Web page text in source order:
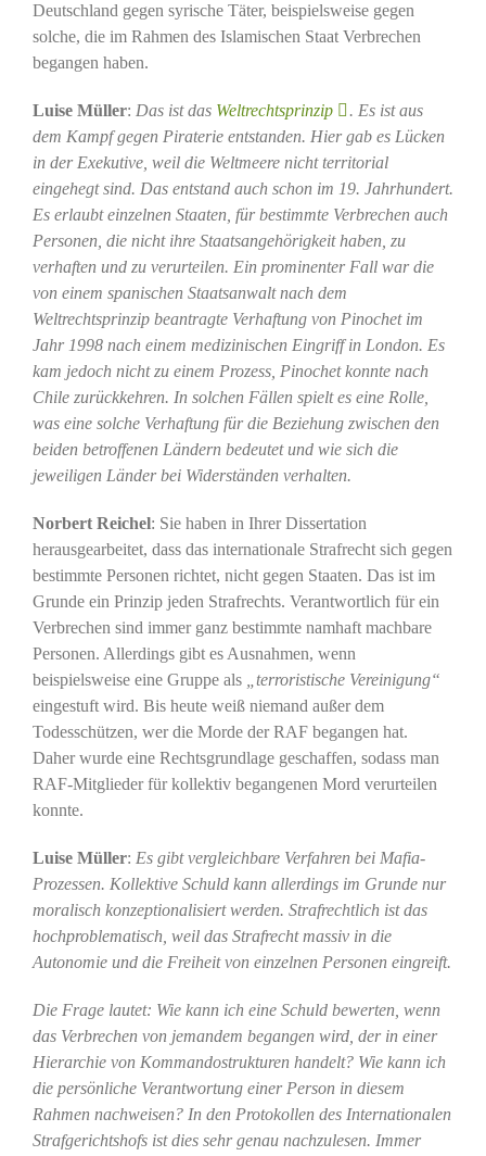
Deutschland gegen syrische Täter, beispielsweise gegen
solche, die im Rahmen des Islamischen Staat Verbrechen
begangen haben.
Luise Müller: Das ist das Weltrechtsprinzip
. Es ist aus
dem Kampf gegen Piraterie entstanden. Hier gab es Lücken
in der Exekutive, weil die Weltmeere nicht territorial
eingehegt sind. Das entstand auch schon im 19. Jahrhundert.
Es erlaubt einzelnen Staaten, für bestimmte Verbrechen auch
Personen, die nicht ihre Staatsangehörigkeit haben, zu
verhaften und zu verurteilen. Ein prominenter Fall war die
von einem spanischen Staatsanwalt nach dem
Weltrechtsprinzip beantragte Verhaftung von Pinochet im
Jahr 1998 nach einem medizinischen Eingriff in London. Es
kam jedoch nicht zu einem Prozess, Pinochet konnte nach
Chile zurückkehren. In solchen Fällen spielt es eine Rolle,
was eine solche Verhaftung für die Beziehung zwischen den
beiden betroffenen Ländern bedeutet und wie sich die
jeweiligen Länder bei Widerständen verhalten.
Norbert Reichel: Sie haben in Ihrer Dissertation
herausgearbeitet, dass das internationale Strafrecht sich gegen
bestimmte Personen richtet, nicht gegen Staaten. Das ist im
Grunde ein Prinzip jeden Strafrechts. Verantwortlich für ein
Verbrechen sind immer ganz bestimmte namhaft machbare
Personen. Allerdings gibt es Ausnahmen, wenn
beispielsweise eine Gruppe als
„terroristische Vereinigung“
eingestuft wird. Bis heute weiß niemand außer dem
Todesschützen, wer die Morde der RAF begangen hat.
Daher wurde eine Rechtsgrundlage geschaffen, sodass man
RAF-Mitglieder für kollektiv begangenen Mord verurteilen
konnte.
Luise Müller: Es gibt vergleichbare Verfahren bei Mafia-
Prozessen. Kollektive Schuld kann allerdings im Grunde nur
moralisch konzeptionalisiert werden. Strafrechtlich ist das
hochproblematisch, weil das Strafrecht massiv in die
Autonomie und die Freiheit von einzelnen Personen eingreift.
Die Frage lautet: Wie kann ich eine Schuld bewerten, wenn
das Verbrechen von jemandem begangen wird, der in einer
Hierarchie von Kommandostrukturen handelt? Wie kann ich
die persönliche Verantwortung einer Person in diesem
Rahmen nachweisen? In den Protokollen des Internationalen
Strafgerichtshofs ist dies sehr genau nachzulesen. Immer